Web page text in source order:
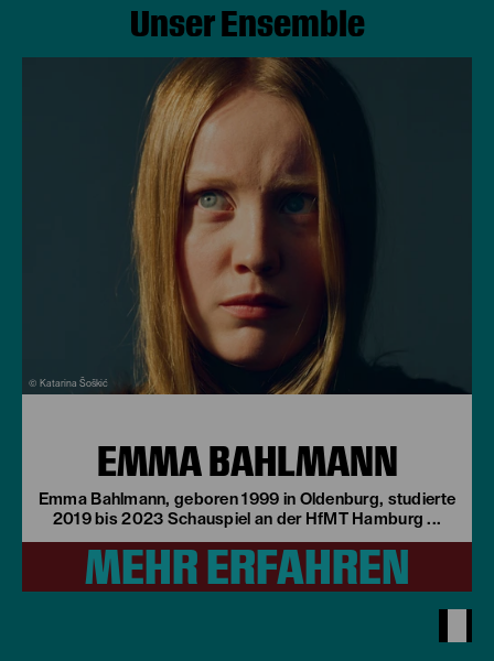
Unser Ensemble
© Katarina Šoškić
EMMA BAHLMANN
Emma Bahlmann, geboren 1999 in Oldenburg, studierte
2019 bis 2023 Schauspiel an der HfMT Hamburg ...
MEHR ERFAHREN